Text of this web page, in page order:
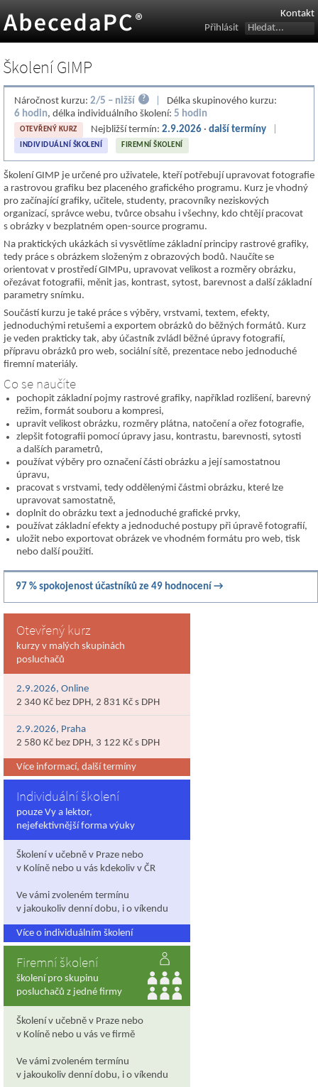
Kontakt
Přihlásit
Školení GIMP
Náročnost kurzu: 2/5 – nižší ?
Délka skupinového kurzu:
6 hodin, délka individuálního školení: 5 hodin
OTEVŘENÝ KURZ Nejbližší termín: 2.9.2026· další termíny
INDIVIDUÁLNÍ ŠKOLENÍ FIREMNÍ ŠKOLENÍ
Školení GIMP je určené pro uživatele, kteří potřebují upravovat fotografie
a rastrovou grafiku bez placeného grafického programu. Kurz je vhodný
pro začínající grafiky, učitele, studenty, pracovníky neziskových
organizací, správce webu, tvůrce obsahu i všechny, kdo chtějí pracovat
s obrázky v bezplatném open-source programu.
Na praktických ukázkách si vysvětlíme základní principy rastrové grafiky,
tedy práce s obrázkem složeným z obrazových bodů. Naučíte se
orientovat v prostředí GIMPu, upravovat velikost a rozměry obrázku,
ořezávat fotografii, měnit jas, kontrast, sytost, barevnost a další základní
parametry snímku.
Součástí kurzu je také práce s výběry, vrstvami, textem, efekty,
jednoduchými retušemi a exportem obrázků do běžných formátů. Kurz
je veden prakticky tak, aby účastník zvládl běžné úpravy fotografií,
přípravu obrázků pro web, sociální sítě, prezentace nebo jednoduché
firemní materiály.
Co se naučíte
pochopit základní pojmy rastrové grafiky, například rozlišení, barevný
režim, formát souboru a kompresi,
upravit velikost obrázku, rozměry plátna, natočení a ořez fotografie,
zlepšit fotografii pomocí úpravy jasu, kontrastu, barevnosti, sytosti
a dalších parametrů,
používat výběry pro označení části obrázku a její samostatnou
úpravu,
pracovat s vrstvami, tedy oddělenými částmi obrázku, které lze
upravovat samostatně,
doplnit do obrázku text a jednoduché grafické prvky,
používat základní efekty a jednoduché postupy při úpravě fotografií,
uložit nebo exportovat obrázek ve vhodném formátu pro web, tisk
nebo další použití.
97 % spokojenost účastníků ze 49 hodnocení →
Otevřený kurz
kurzy v malých skupinách
posluchačů
2.9.2026, Online
2 340 Kč bez DPH, 2 831 Kč s DPH
2.9.2026, Praha
2 580 Kč bez DPH, 3 122 Kč s DPH
Více informací, další termíny
Individuální školení
pouze Vy a lektor,
nejefektivnější forma výuky
Školení v učebně v Praze nebo
v Kolíně nebo u vás kdekoliv v ČR
Ve vámi zvoleném termínu
v jakoukoliv denní dobu, i o víkendu
Více o individuálním školení
Firemní školení
školení pro skupinu
posluchačů z jedné firmy
Školení v učebně v Praze nebo
v Kolíně nebo u vás ve firmě
Ve vámi zvoleném termínu
v jakoukoliv denní dobu, i o víkendu